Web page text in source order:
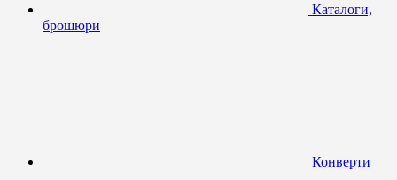
Каталоги,
брошюри
Конверти